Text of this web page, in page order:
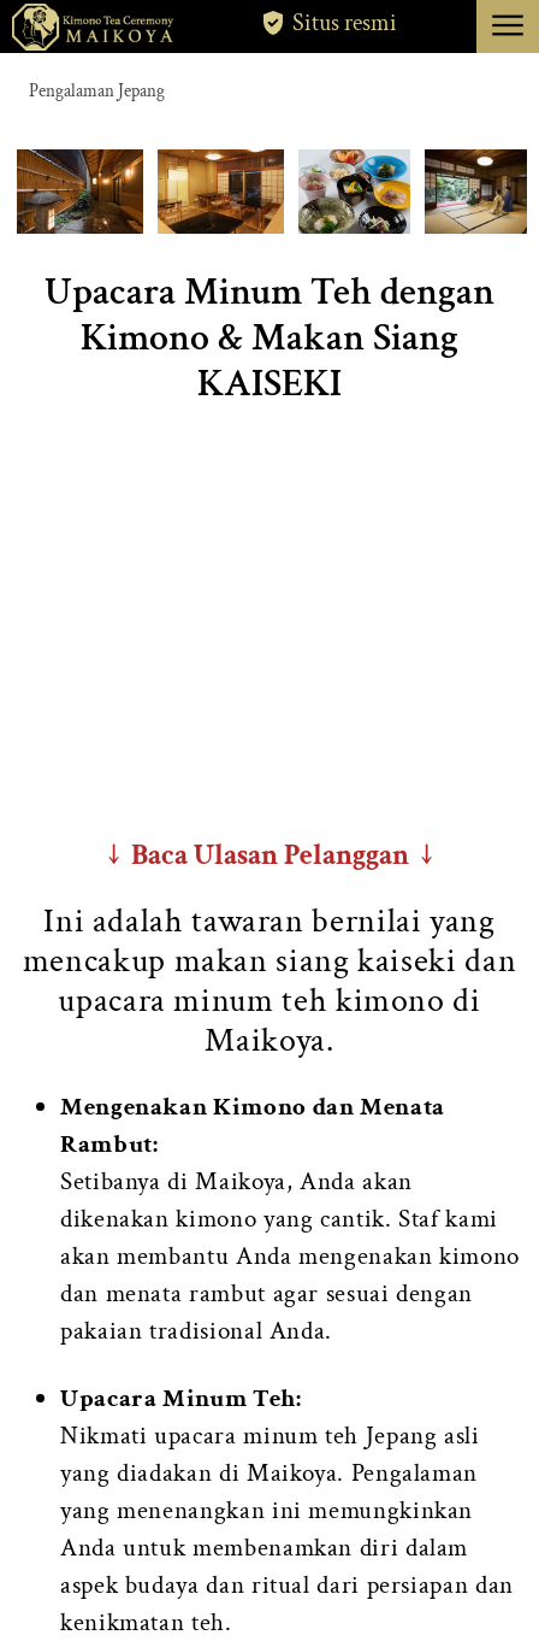
TENTANG
PEMBATALAN
Situs resmi menu
Pengalaman Jepang
Upacara Minum Teh dengan
Kimono & Makan Siang
KAISEKI
↓ Baca Ulasan Pelanggan ↓
Ini adalah tawaran bernilai yang
mencakup makan siang kaiseki dan
upacara minum teh kimono di
Maikoya.
Mengenakan Kimono dan Menata
Rambut:
Setibanya di Maikoya, Anda akan
dikenakan kimono yang cantik. Staf kami
akan membantu Anda mengenakan kimono
dan menata rambut agar sesuai dengan
pakaian tradisional Anda.
Upacara Minum Teh:
Nikmati upacara minum teh Jepang asli
yang diadakan di Maikoya. Pengalaman
yang menenangkan ini memungkinkan
Anda untuk membenamkan diri dalam
aspek budaya dan ritual dari persiapan dan
kenikmatan teh.